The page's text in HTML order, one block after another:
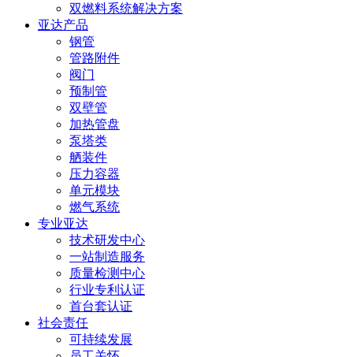
双燃料系统解决方案
亚达产品
钢管
管路附件
阀门
预制管
双壁管
加热管盘
泵塔类
舾装件
压力容器
单元模块
燃气系统
专业亚达
技术研发中心
一站制造服务
质量检测中心
行业专利认证
首台套认证
社会责任
可持续发展